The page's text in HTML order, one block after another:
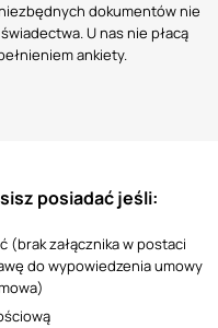
dokumentów nie
U nas nie płacą
ankiety.
posiadać jeśli:
załącznika w postaci
do wypowiedzenia umowy